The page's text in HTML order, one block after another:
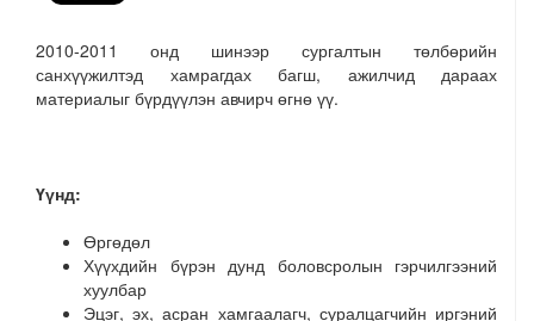
2010-2011 онд шинээр сургалтын төлбөрийн
санхүүжилтэд хамрагдах багш, ажилчид дараах
материалыг бүрдүүлэн авчирч өгнө үү.
Үүнд:
Өргөдөл
Хүүхдийн бүрэн дунд боловсролын гэрчилгээний
хуулбар
Эцэг, эх, асран хамгаалагч, суралцагчийн иргэний